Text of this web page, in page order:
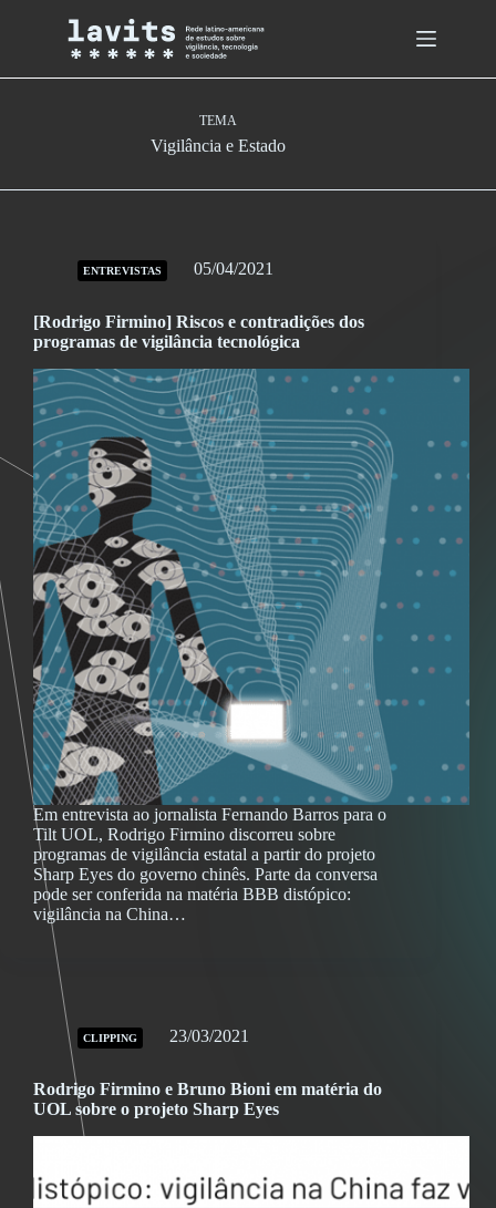
TEMA
Vigilância e Estado
ENTREVISTAS 05/04/2021
[Rodrigo Firmino] Riscos e contradições dos
programas de vigilância tecnológica
Em entrevista ao jornalista Fernando Barros para o
Tilt UOL, Rodrigo Firmino discorreu sobre
programas de vigilância estatal a partir do projeto
Sharp Eyes do governo chinês. Parte da conversa
pode ser conferida na matéria BBB distópico:
vigilância na China…
CLIPPING 23/03/2021
Rodrigo Firmino e Bruno Bioni em matéria do
UOL sobre o projeto Sharp Eyes